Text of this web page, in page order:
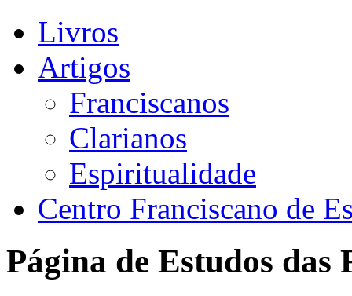
Livros
Artigos
Franciscanos
Clarianos
Espiritualidade
Centro Franciscano de
Página de Estudos das